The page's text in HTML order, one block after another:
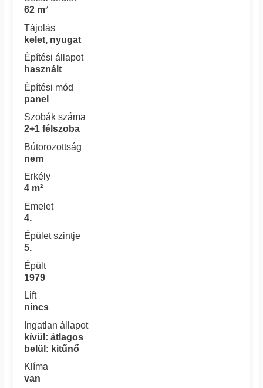
62 m²
Tájolás
kelet, nyugat
Építési állapot
használt
Építési mód
panel
Szobák száma
2+1 félszoba
Bútorozottság
nem
Erkély
4 m²
Emelet
4.
Épület szintje
5.
Épült
1979
Lift
nincs
Ingatlan állapot
kívül: átlagos
belül: kitűnő
Klíma
van